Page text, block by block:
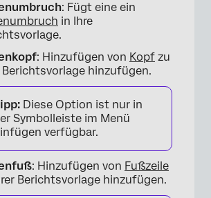
: Fügt eine ein
in Ihre
: Hinzufügen von Kopf zu
Berichtsvorlage hinzufügen.
Diese Option ist nur in
Symbolleiste im Menü
verfügbar.
: Hinzufügen von Fußzeile
Berichtsvorlage hinzufügen.